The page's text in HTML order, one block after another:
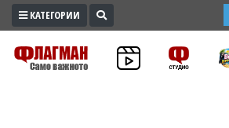
ПРОМО
ЗОНА
КАТЕГОРИИ